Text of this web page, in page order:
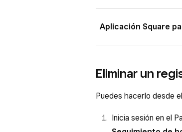
Inicia sesión en el
Selecciona una y
Aplicación Square
Selecciona el
Se mostrarán
Selecciona una y
Eliminar un
Puedes hacerlo desde
Inicia sesión en el